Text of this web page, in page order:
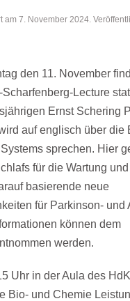
am 7. November 2024.
den 11. November
Lecture
Ernst Schering
auf englisch über die
sprechen. Hier
für die Wartung
basierende neue
für Parkinson- und
können dem
werden.
Uhr in der Aula des
Bio- und Chemie